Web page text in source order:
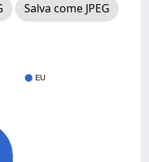
Salva come JPEG
EU